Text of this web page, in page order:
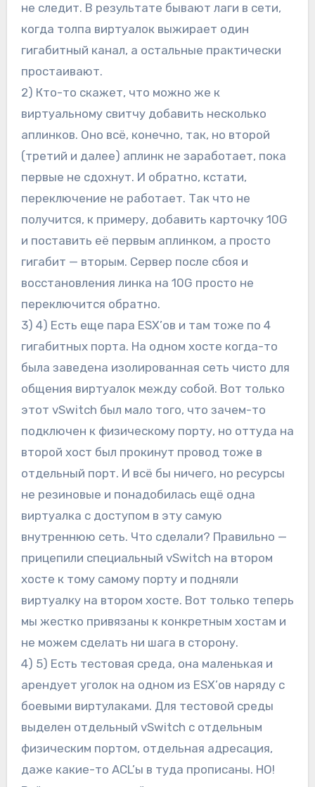
не следит. В результате бывают лаги в сети,
когда толпа виртуалок выжирает один
гигабитный канал, а остальные практически
простаивают.
2) Кто-то скажет, что можно же к
виртуальному свитчу добавить несколько
аплинков. Оно всё, конечно, так, но второй
(третий и далее) аплинк не заработает, пока
первые не сдохнут. И обратно, кстати,
переключение не работает. Так что не
получится, к примеру, добавить карточку 10G
и поставить её первым аплинком, а просто
гигабит — вторым. Сервер после сбоя и
восстановления линка на 10G просто не
переключится обратно.
3) 4) Есть еще пара ESX’ов и там тоже по 4
гигабитных порта. На одном хосте когда-то
была заведена изолированная сеть чисто для
общения виртуалок между собой. Вот только
этот vSwitch был мало того, что зачем-то
подключен к физическому порту, но оттуда на
второй хост был прокинут провод тоже в
отдельный порт. И всё бы ничего, но ресурсы
не резиновые и понадобилась ещё одна
виртуалка с доступом в эту самую
внутреннюю сеть. Что сделали? Правильно —
прицепили специальный vSwitch на втором
хосте к тому самому порту и подняли
виртуалку на втором хосте. Вот только теперь
мы жестко привязаны к конкретным хостам и
не можем сделать ни шага в сторону.
4) 5) Есть тестовая среда, она маленькая и
арендует уголок на одном из ESX’ов наряду с
боевыми виртулаками. Для тестовой среды
выделен отдельный vSwitch с отдельным
физическим портом, отдельная адресация,
даже какие-то ACL’ы в туда прописаны. НО!